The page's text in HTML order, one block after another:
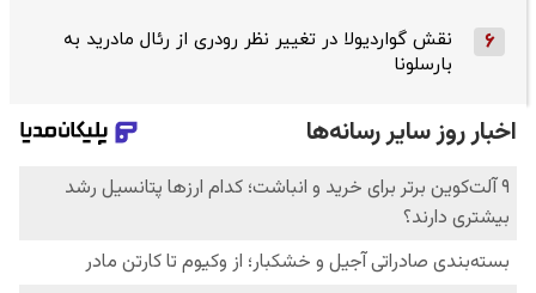
6
نقش گواردیولا در تغییر نظر رودری از رئال مادرید به
بارسلونا